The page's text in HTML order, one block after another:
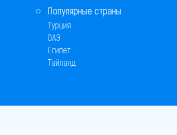
Популярные страны
Турция
ОАЭ
Египет
Тайланд